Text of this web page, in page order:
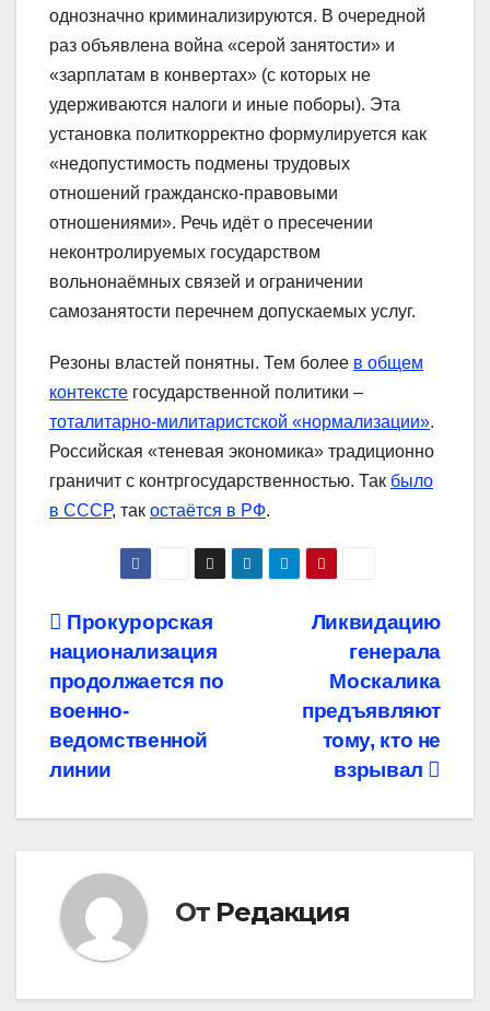
однозначно криминализируются. В очередной
раз объявлена война «серой занятости» и
«зарплатам в конвертах» (с которых не
удерживаются налоги и иные поборы). Эта
установка политкорректно формулируется как
«недопустимость подмены трудовых
отношений гражданско-правовыми
отношениями». Речь идёт о пресечении
неконтролируемых государством
вольнонаёмных связей и ограничении
самозанятости перечнем допускаемых услуг.
Резоны властей понятны. Тем более в общем
контексте государственной политики –
тоталитарно-милитаристской «нормализации».
Российская «теневая экономика» традиционно
граничит с контргосударственностью. Так было
в СССР, так остаётся в РФ.
Навигация
по
записям
Ликвидацию
генерала
Москалика
предъявляют
тому, кто не
взрывал
Прокурорская
национализация
продолжается по
военно-
ведомственной
линии
От Редакция